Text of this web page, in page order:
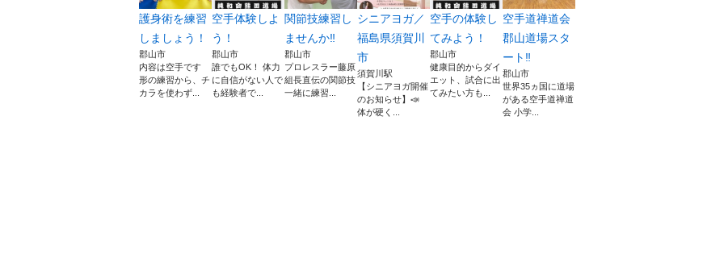
護身術を練習
しましょう！
郡山市
内容は空手です
形の練習から、チ
カラを使わず...
空手体験しよ
う！
郡山市
誰でもOK！ 体力
に自信がない人で
も経験者で...
関節技練習し
ませんか‼️
郡山市
プロレスラー藤原
組長直伝の関節技
一緒に練習...
シニアヨガ／
福島県須賀川
市
須賀川駅
【シニアヨガ開催
のお知らせ】📣
体が硬く...
空手の体験し
てみよう！
郡山市
健康目的からダイ
エット、試合に出
てみたい方も...
空手道禅道会
郡山道場スタ
ート‼️
郡山市
世界35ヵ国に道場
がある空手道禅道
会 小学...